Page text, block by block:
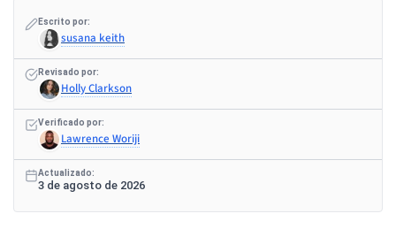
Escrito por:
susana keith
Revisado por:
Holly Clarkson
Verificado por:
Lawrence Woriji
Actualizado:
3 de agosto de 2026